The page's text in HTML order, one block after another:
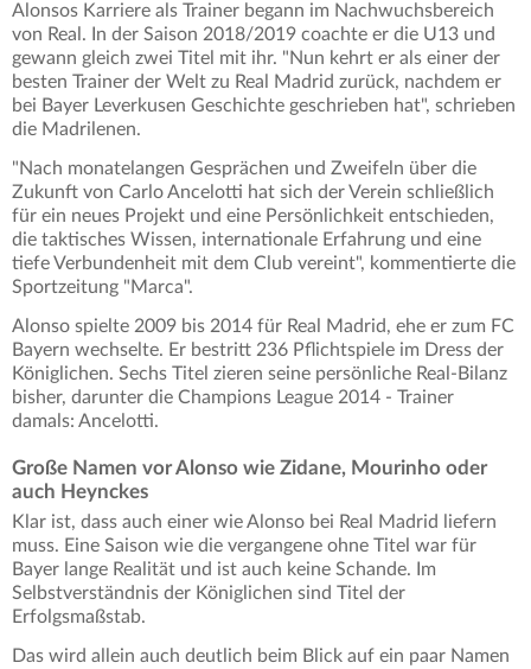
Alonsos Karriere als Trainer begann im Nachwuchsbereich
von Real. In der Saison 2018/2019 coachte er die U13 und
gewann gleich zwei Titel mit ihr. "Nun kehrt er als einer der
besten Trainer der Welt zu Real Madrid zurück, nachdem er
bei Bayer Leverkusen Geschichte geschrieben hat", schrieben
die Madrilenen.
"Nach monatelangen Gesprächen und Zweifeln über die
Zukunft von Carlo Ancelotti hat sich der Verein schließlich
für ein neues Projekt und eine Persönlichkeit entschieden,
die taktisches Wissen, internationale Erfahrung und eine
tiefe Verbundenheit mit dem Club vereint", kommentierte die
Sportzeitung "Marca".
Alonso spielte 2009 bis 2014 für Real Madrid, ehe er zum FC
Bayern wechselte. Er bestritt 236 Pflichtspiele im Dress der
Königlichen. Sechs Titel zieren seine persönliche Real-Bilanz
bisher, darunter die Champions League 2014 - Trainer
damals: Ancelotti.
Große Namen vor Alonso wie Zidane, Mourinho oder
auch Heynckes
Klar ist, dass auch einer wie Alonso bei Real Madrid liefern
muss. Eine Saison wie die vergangene ohne Titel war für
Bayer lange Realität und ist auch keine Schande. Im
Selbstverständnis der Königlichen sind Titel der
Erfolgsmaßstab.
Das wird allein auch deutlich beim Blick auf ein paar Namen